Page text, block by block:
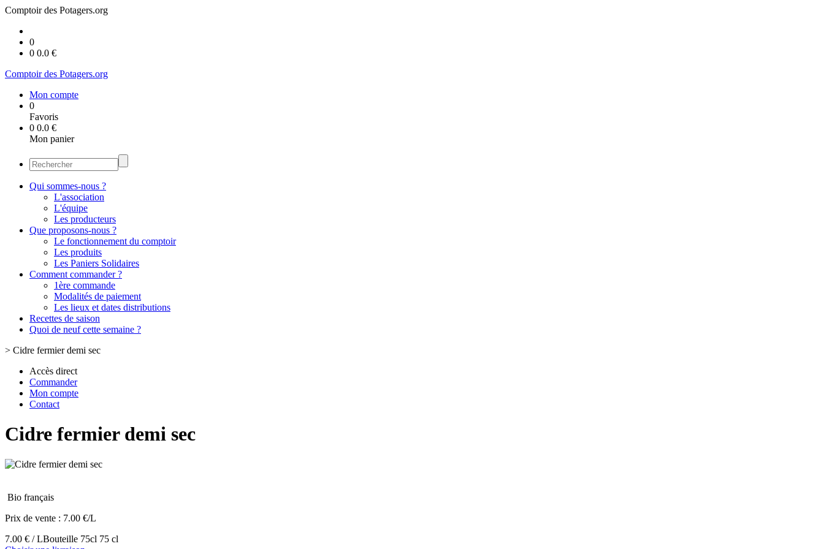
Comptoir des Potagers.org
0
0 0.0 €
Comptoir des Potagers.org
Mon compte
0
Favoris
0 0.0 €
Mon panier
Qui sommes-nous ?
L'association
L'équipe
Les producteurs
Que proposons-nous ?
Le fonctionnement du comptoir
Les produits
Les Paniers Solidaires
Comment commander ?
1ère commande
Modalités de paiement
Les lieux et dates distributions
Recettes de saison
Quoi de neuf cette semaine ?
> Cidre fermier demi sec
Accès direct
Commander
Mon compte
Contact
Cidre fermier demi sec
Bio français
Prix de vente : 7.00 €/L
7.00 € / LBouteille 75cl 75 cl